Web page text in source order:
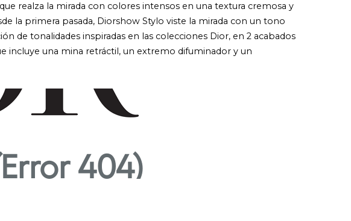
realza la mirada con colores intensos en una textura cremosa y
la primera pasada, Diorshow Stylo viste la mirada con un tono
de tonalidades inspiradas en las colecciones Dior, en 2 acabados
incluye una mina retráctil, un extremo difuminador y un